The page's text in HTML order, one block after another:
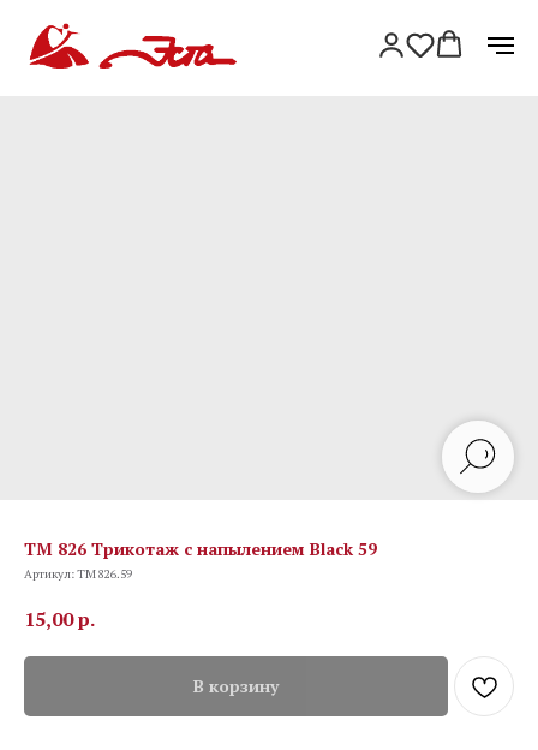
TM 826 Трикотаж с напылением Black 59
Артикул:TM 826.59
15,00р.
В корзину